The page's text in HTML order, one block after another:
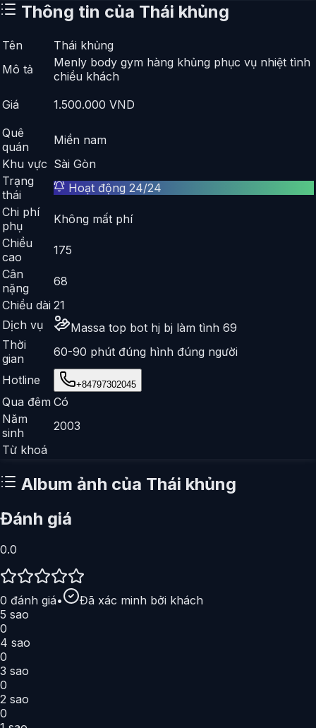
Thông tin của Thái khủng
Tên
Thái khủng
Mô tả
Menly body gym hàng khủng phục vụ nhiệt tình
chiều khách
Giá
1.500.000 VND
Quê
quán
Miền nam
Khu vực Sài Gòn
Trạng
thái
Hoạt động 24/24
Chi phí
phụ
Không mất phí
Chiều
cao
175
Cân
nặng
68
Chiều dài 21
Dịch vụ
Massa top bot hj bj làm tình 69
Thời
gian
60-90 phút đúng hình đúng người
Hotline
+84797302045
Qua đêm Có
Năm
sinh
2003
Từ khoá
Album ảnh của Thái khủng
Đánh giá
0.0
0 đánh giá•
Đã xác minh bởi khách
5 sao
0
4 sao
0
3 sao
0
2 sao
0